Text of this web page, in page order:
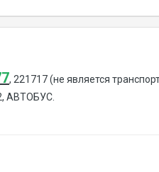
, 221717 (не является
АВТОБУС.